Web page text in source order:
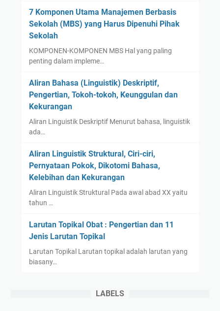
7 Komponen Utama Manajemen Berbasis
Sekolah (MBS) yang Harus Dipenuhi Pihak
Sekolah
KOMPONEN-KOMPONEN MBS Hal yang paling
penting dalam impleme…
Aliran Bahasa (Linguistik) Deskriptif,
Pengertian, Tokoh-tokoh, Keunggulan dan
Kekurangan
Aliran Linguistik Deskriptif Menurut bahasa, linguistik
ada…
Aliran Linguistik Struktural, Ciri-ciri,
Pernyataan Pokok, Dikotomi Bahasa,
Kelebihan dan Kekurangan
Aliran Linguistik Struktural Pada awal abad XX yaitu
tahun …
Larutan Topikal Obat : Pengertian dan 11
Jenis Larutan Topikal
Larutan Topikal Larutan topikal adalah larutan yang
biasany…
LABELS